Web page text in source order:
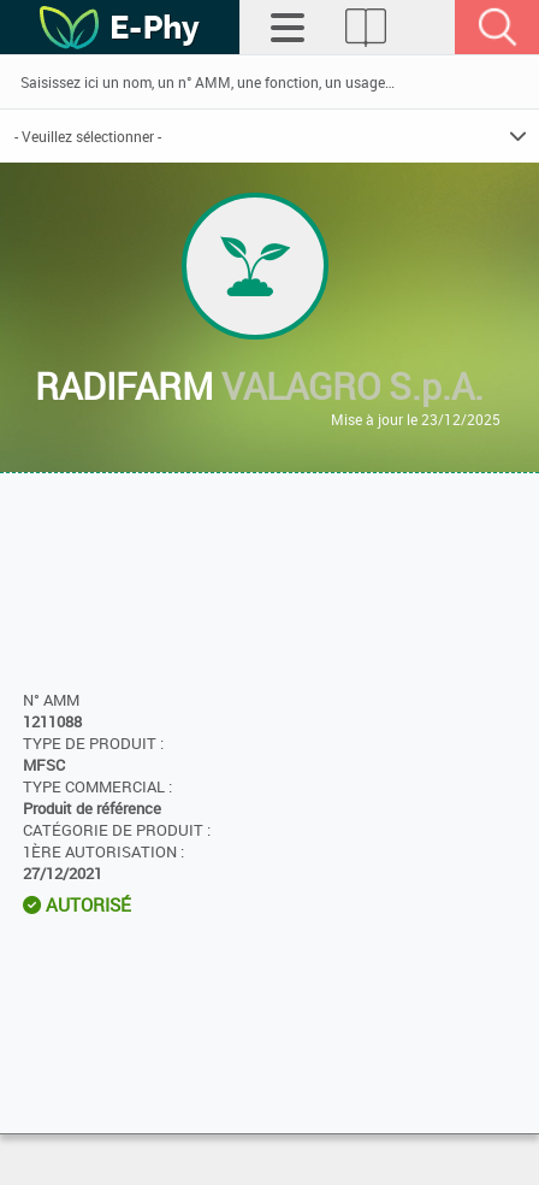
RADIFARMVALAGRO S.p.A.
Mise à jour le 23/12/2025
N° AMM
1211088
TYPE DE PRODUIT :
MFSC
TYPE COMMERCIAL :
Produit de référence
CATÉGORIE DE PRODUIT :
1ÈRE AUTORISATION :
27/12/2021
AUTORISÉ